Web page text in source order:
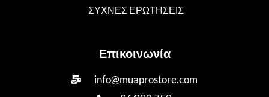
ΣΥΧΝΕΣ ΕΡΩΤΗΣΕΙΣ
Επικοινωνία
info@muaprostore.com